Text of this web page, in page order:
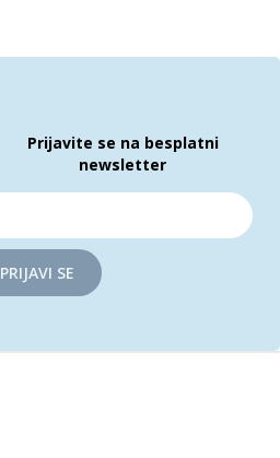
Prijavite se na besplatni
newsletter
PRIJAVI SE